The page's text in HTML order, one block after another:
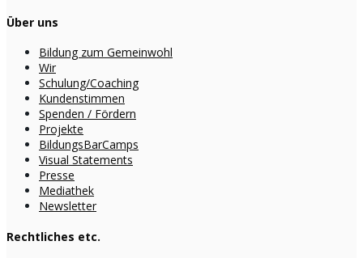
Über uns
Bildung zum Gemeinwohl
Wir
Schulung/Coaching
Kundenstimmen
Spenden / Fördern
Projekte
BildungsBarCamps
Visual Statements
Presse
Mediathek
Newsletter
Rechtliches etc.